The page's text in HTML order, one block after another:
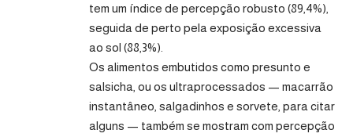
tem um índice de percepção robusto (89,4%),
seguida de perto pela exposição excessiva
ao sol (88,3%).
Os alimentos embutidos como presunto e
salsicha, ou os ultraprocessados — macarrão
instantâneo, salgadinhos e sorvete, para citar
alguns — também se mostram com percepção